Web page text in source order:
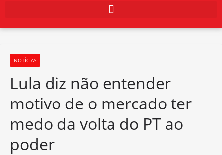
NOTÍCIAS
Lula diz não entender
motivo de o mercado ter
medo da volta do PT ao
poder